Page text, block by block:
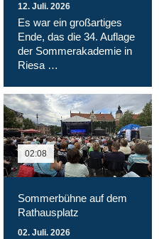
12. Juli. 2026
Es war ein großartiges
Ende, das die 34. Auflage
der Sommerakademie in
Riesa …
02:08
Sommerbühne auf dem
Rathausplatz
02. Juli. 2026